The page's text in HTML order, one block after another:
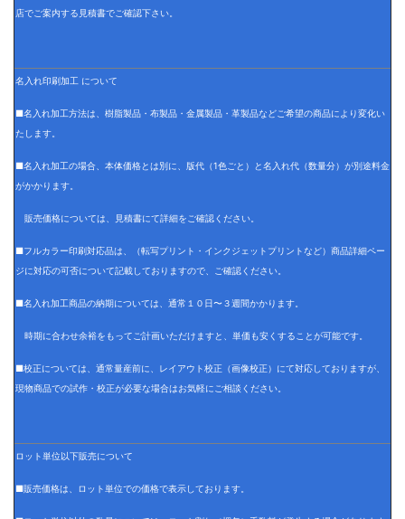
店でご案内する見積書でご確認下さい。
名入れ印刷加工 について
■名入れ加工方法は、樹脂製品・布製品・金属製品・革製品などご希望の商品により変化い
たします。
■名入れ加工の場合、本体価格とは別に、版代（1色ごと）と名入れ代（数量分）が別途料金
がかかります。
販売価格については、見積書にて詳細をご確認ください。
■フルカラー印刷対応品は、（転写プリント・インクジェットプリントなど）商品詳細ペー
ジに対応の可否について記載しておりますので、ご確認ください。
■名入れ加工商品の納期については、通常１０日〜３週間かかります。
時期に合わせ余裕をもってご計画いただけますと、単価も安くすることが可能です。
■校正については、通常量産前に、レイアウト校正（画像校正）にて対応しておりますが、
現物商品での試作・校正が必要な場合はお気軽にご相談ください。
ロット単位以下販売について
■販売価格は、ロット単位での価格で表示しております。